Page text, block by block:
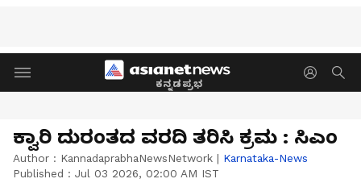
ಕನ್ನಡಪ್ರಭ
ಕ್ವಾರಿ ದುರಂತದ ವರದಿ ತರಿಸಿ ಕ್ರಮ : ಸಿಎಂ
Author : KannadaprabhaNewsNetwork | Karnataka-News
Published : Jul 03 2026, 02:00 AM IST